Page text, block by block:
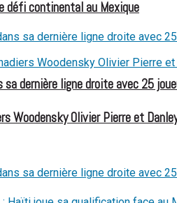
défi continental au Mexique
Woodensky Olivier Pierre et
dernière ligne droite avec 25